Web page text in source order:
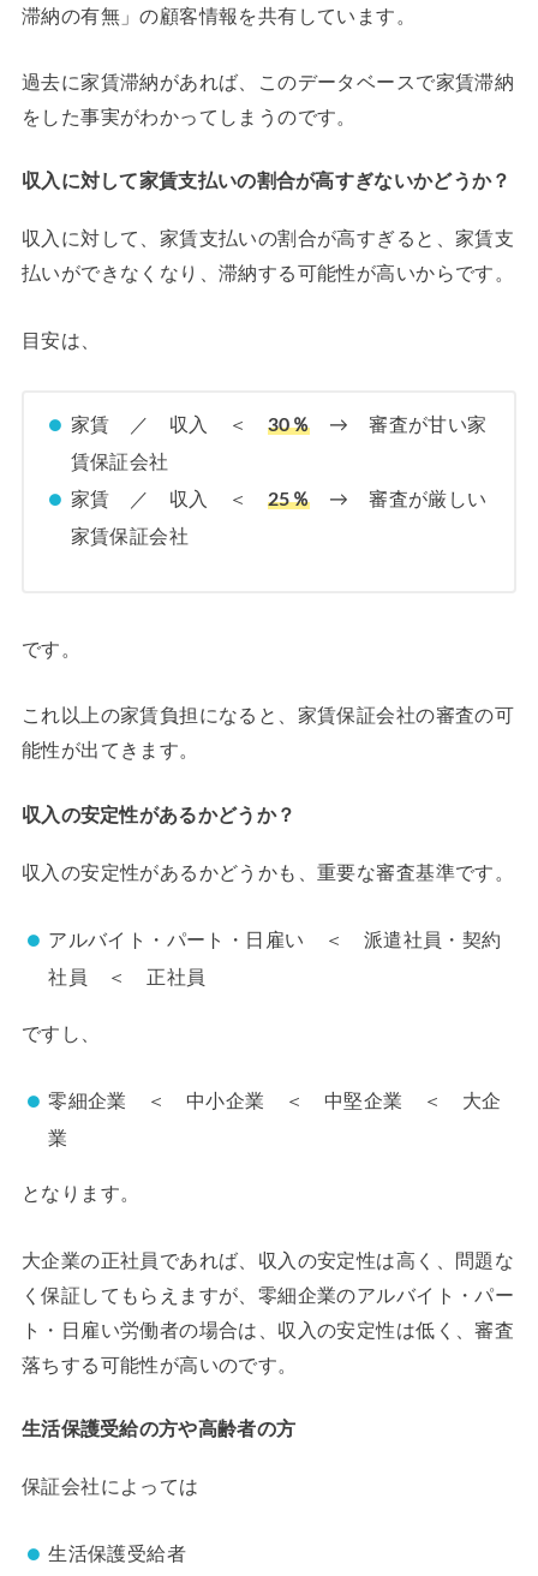
滞納の有無」の顧客情報を共有しています。
過去に家賃滞納があれば、このデータベースで家賃滞納
をした事実がわかってしまうのです。
収入に対して家賃支払いの割合が高すぎないかどうか？
収入に対して、家賃支払いの割合が高すぎると、家賃支
払いができなくなり、滞納する可能性が高いからです。
目安は、
家賃 ／ 収入 ＜ 30％ → 審査が甘い家
賃保証会社
家賃 ／ 収入 ＜ 25％ → 審査が厳しい
家賃保証会社
です。
これ以上の家賃負担になると、家賃保証会社の審査の可
能性が出てきます。
収入の安定性があるかどうか？
収入の安定性があるかどうかも、重要な審査基準です。
アルバイト・パート・日雇い ＜ 派遣社員・契約
社員 ＜ 正社員
ですし、
零細企業 ＜ 中小企業 ＜ 中堅企業 ＜ 大企
業
となります。
大企業の正社員であれば、収入の安定性は高く、問題な
く保証してもらえますが、零細企業のアルバイト・パー
ト・日雇い労働者の場合は、収入の安定性は低く、審査
落ちする可能性が高いのです。
生活保護受給の方や高齢者の方
保証会社によっては
生活保護受給者